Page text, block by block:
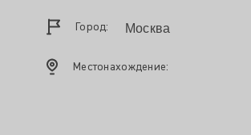
Город:
Местонахождение: